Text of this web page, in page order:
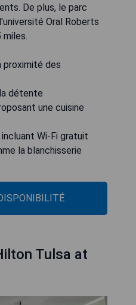
De plus, le parc
Oral Roberts
proximité des
détente
une cuisine
Wi-Fi gratuit
la blanchisserie
Tulsa at